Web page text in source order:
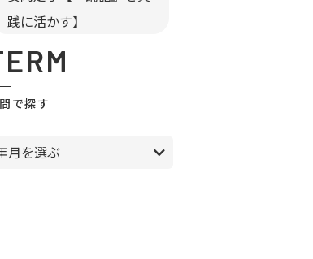
践に活かす】
で探す
月を選ぶ